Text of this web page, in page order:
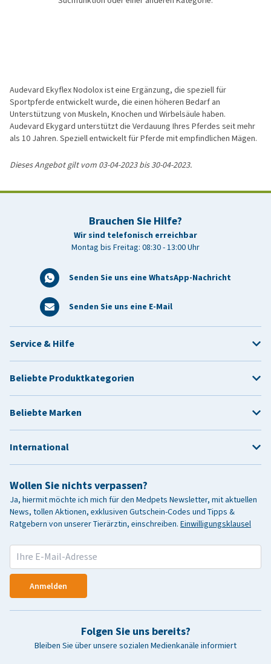
Audevard Ekyflex Nodolox ist eine Ergänzung, die speziell für
Sportpferde entwickelt wurde, die einen höheren Bedarf an
Unterstützung von Muskeln, Knochen und Wirbelsäule haben.
Audevard Ekygard unterstützt die Verdauung Ihres Pferdes seit mehr
als 10 Jahren. Speziell entwickelt für Pferde mit empfindlichen Mägen.
Dieses Angebot gilt vom 03-04-2023 bis 30-04-2023.
Brauchen Sie Hilfe?
Wir sind telefonisch erreichbar
Montag bis Freitag: 08:30 - 13:00 Uhr
Senden Sie uns eine WhatsApp-Nachricht
Senden Sie uns eine E-Mail
Wollen Sie nichts verpassen?
Ja, hiermit möchte ich mich für den Medpets Newsletter, mit aktuellen
News, tollen Aktionen, exklusiven Gutschein-Codes und Tipps &
Ratgebern von unserer Tierärztin, einschreiben. Einwilligungsklausel
Anmelden
Folgen Sie uns bereits?
Bleiben Sie über unsere sozialen Medienkanäle informiert
Service & Hilfe
Beliebte Produktkategorien
Beliebte Marken
International